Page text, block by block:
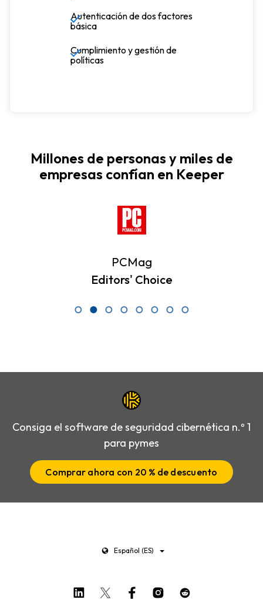
Autenticación de dos factores
básica
Cumplimiento y gestión de
políticas
Millones de personas y miles de
empresas confían en Keeper
PCMag
Editors' Choice
Consiga el software de seguridad cibernética n.º 1
para pymes
Comprar ahora con 20 % de descuento
Español (ES)